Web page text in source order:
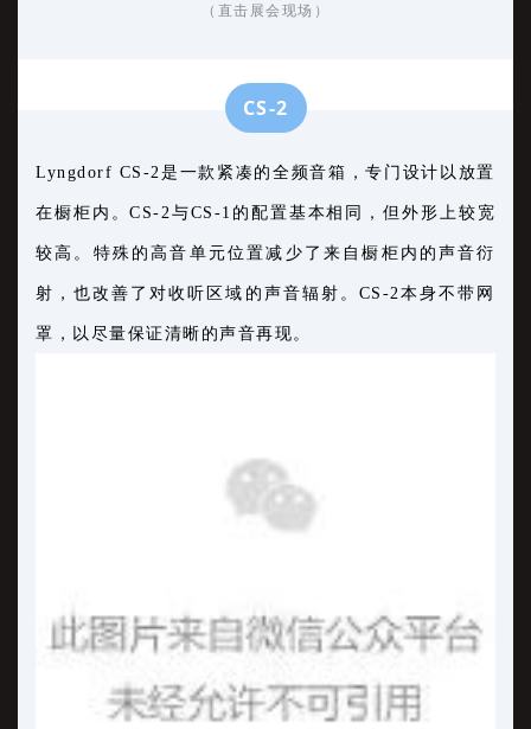
（直击展会现场）
CS-2
Lyngdorf CS-2是一款紧凑的全频音箱，专门设计以放置
在橱柜内。CS-2与CS-1的配置基本相同，但外形上较宽
较高。特殊的高音单元位置减少了来自橱柜内的声音衍
射，也改善了对收听区域的声音辐射。CS-2本身不带网
罩，以尽量保证清晰的声音再现。